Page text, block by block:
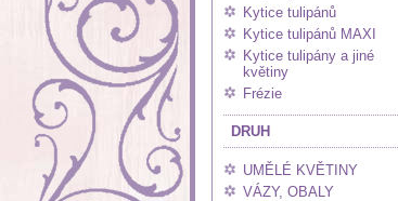
Kytice tulipánů
Kytice tulipánů MAXI
Kytice tulipány a jiné
květiny
Frézie
DRUH
UMĚLÉ KVĚTINY
VÁZY, OBALY